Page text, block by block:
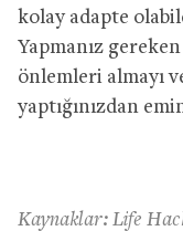
kolay adapte
Yapmanız
önlemleri almayı
yaptığınızdan
Kaynaklar: Life